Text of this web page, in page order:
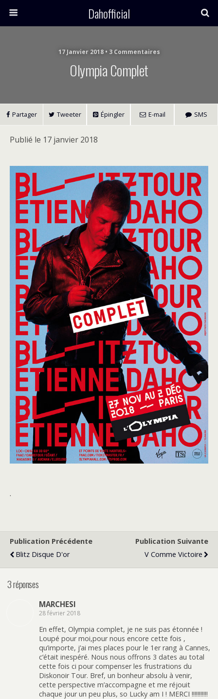
Dahofficial
17 Janvier 2018 • 3 Commentaires
Olympia Complet
Partager Tweeter Épingler E-mail SMS
Publié le 17 janvier 2018
.
Publication Précédente
Blitz Disque D'or
Publication Suivante
V Comme Victoire
3 réponses
MARCHESI
28 février 2018
En effet, Olympia complet, je ne suis pas étonnée !
Loupé pour moi,pour nous encore cette fois ,
qu’importe, j’ai mes places pour le 1er rang à Cannes,
c’était inespéré. Nous nous offrons 3 dates au total
cette fois ci pour compenser les frustrations du
Diskonoir Tour. Bref, un bonheur absolu à venir,
cette perspective m’accompagne et me réjouit
chaque jour un peu plus, so Lucky am I ! MERCI !!!!!!!!!!!